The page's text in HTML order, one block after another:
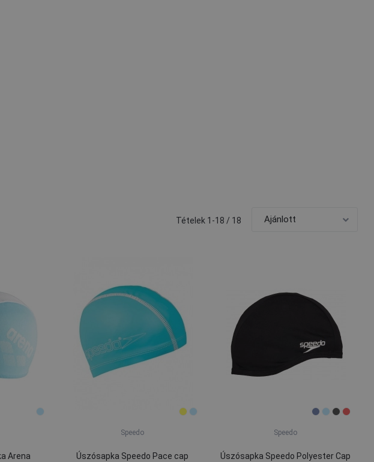
Tételek 1-18 / 18
Arena
Speedo
Úszósapka Speedo Pace cap
Speedo
Úszósapka Speedo Polyester Cap